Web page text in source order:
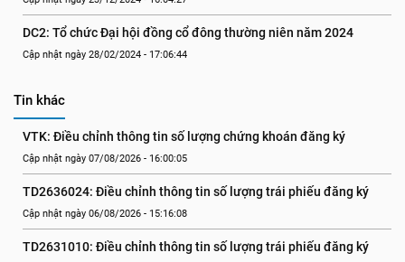
DC2: Tổ chức Đại hội đồng cổ đông thường niên năm 2024
Cập nhật ngày 28/02/2024 - 17:06:44
Tin khác
VTK: Điều chỉnh thông tin số lượng chứng khoán đăng ký
Cập nhật ngày 07/08/2026 - 16:00:05
TD2636024: Điều chỉnh thông tin số lượng trái phiếu đăng ký
Cập nhật ngày 06/08/2026 - 15:16:08
TD2631010: Điều chỉnh thông tin số lượng trái phiếu đăng ký